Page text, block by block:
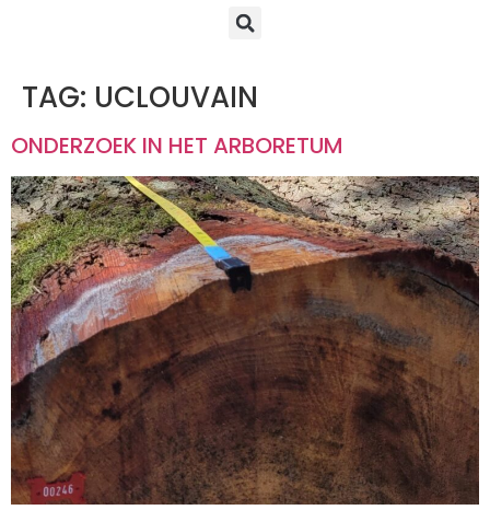
TAG: UCLOUVAIN
ONDERZOEK IN HET ARBORETUM